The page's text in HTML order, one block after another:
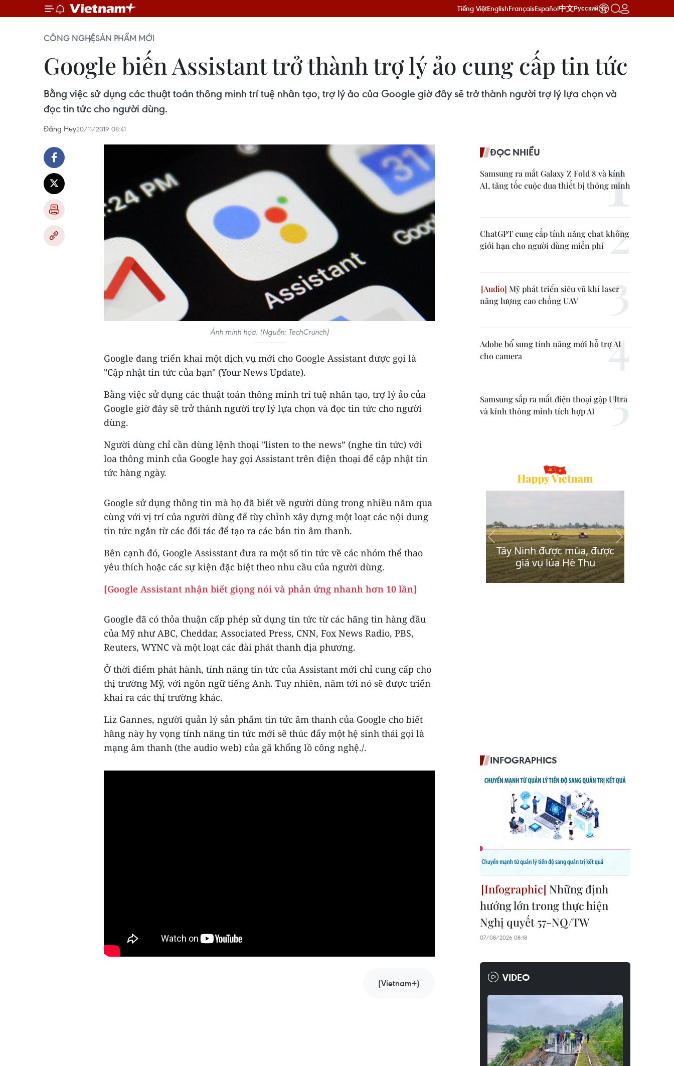
Tiếng ViệtEnglishFrançaisEspañol中文Русский
CÔNG NGHỆSẢN PHẨM MỚI
Google biến Assistant trở thành trợ lý ảo cung cấp tin tức
Bằng việc sử dụng các thuật toán thông minh trí tuệ nhân tạo, trợ lý ảo của Google giờ đây sẽ trở thành người trợ lý lựa chọn và
đọc tin tức cho người dùng.
Đăng Huy20/11/2019 08:41
Ảnh minh họa. (Nguồn: TechCrunch)
Google đang triển khai một dịch vụ mới cho Google Assistant được gọi là
"Cập nhật tin tức của bạn" (Your News Update).
Bằng việc sử dụng các thuật toán thông minh trí tuệ nhân tạo, trợ lý ảo của
Google giờ đây sẽ trở thành người trợ lý lựa chọn và đọc tin tức cho người
dùng.
Người dùng chỉ cần dùng lệnh thoại "listen to the news” (nghe tin tức) với
loa thông minh của Google hay gọi Assistant trên điện thoại để cập nhật tin
tức hàng ngày.
Google sử dụng thông tin mà họ đã biết về người dùng trong nhiều năm qua
cùng với vị trí của người dùng để tùy chỉnh xây dựng một loạt các nội dung
tin tức ngắn từ các đối tác để tạo ra các bản tin âm thanh.
Bên cạnh đó, Google Assisstant đưa ra một số tin tức về các nhóm thể thao
yêu thích hoặc các sự kiện đặc biệt theo nhu cầu của người dùng.
[Google Assistant nhận biết giọng nói và phản ứng nhanh hơn 10 lần]
Google đã có thỏa thuận cấp phép sử dụng tin tức từ các hãng tin hàng đầu
của Mỹ như ABC, Cheddar, Associated Press, CNN, Fox News Radio, PBS,
Reuters, WYNC và một loạt các đài phát thanh địa phương.
Ở thời điểm phát hành, tính năng tin tức của Assistant mới chỉ cung cấp cho
thị trường Mỹ, với ngôn ngữ tiếng Anh. Tuy nhiên, năm tới nó sẽ được triển
khai ra các thị trường khác.
Liz Gannes, người quản lý sản phẩm tin tức âm thanh của Google cho biết
hãng này hy vọng tính năng tin tức mới sẽ thúc đẩy một hệ sinh thái gọi là
mạng âm thanh (the audio web) của gã khổng lồ công nghệ./.
(Vietnam+)
ĐỌC NHIỀU
Samsung ra mắt Galaxy Z Fold 8 và kính
AI, tăng tốc cuộc đua thiết bị thông minh
ChatGPT cung cấp tính năng chat không
giới hạn cho người dùng miễn phí
Mỹ phát triển siêu vũ khí laser
năng lượng cao chống UAV
Adobe bổ sung tính năng mới hỗ trợ AI
cho camera
Samsung sắp ra mắt điện thoại gập Ultra
và kính thông minh tích hợp AI
INFOGRAPHICS
Những định
hướng lớn trong thực hiện
Nghị quyết 57-NQ/TW
07/08/2026 08:18
VIDEO